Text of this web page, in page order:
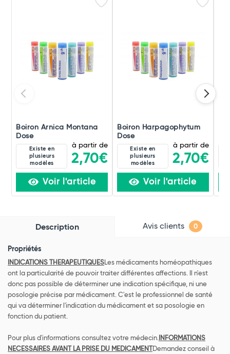
Boiron Arnica Montana
Dose
Existe en
plusieurs
modèles
à partir de
2,70€
Voir l'article
Boiron Harpagophytum
Dose
Existe en
plusieurs
modèles
à partir de
2,70€
Voir l'article
Description Avis clients 0
Propriétés
INDICATIONS THERAPEUTIQUESLes médicaments homéopathiques
ont la particularité de pouvoir traiter différentes affections. Il n'est
donc pas possible de déterminer une indication spécifique, ni une
posologie précise par médicament. C'est le professionnel de santé
qui va déterminer l'indication du médicament et sa posologie en
fonction du patient.
Pour plus d'informations consultez votre médecin. INFORMATIONS
NECESSAIRES AVANT LA PRISE DU MEDICAMENTDemandez conseil à